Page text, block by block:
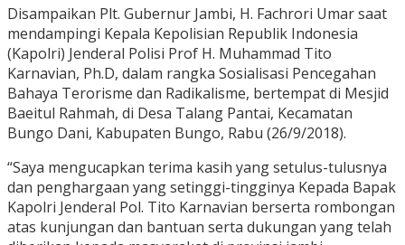
Disampaikan Plt. Gubernur Jambi, H. Fachrori Umar saat
mendampingi Kepala Kepolisian Republik Indonesia
(Kapolri) Jenderal Polisi Prof H. Muhammad Tito
Karnavian, Ph.D, dalam rangka Sosialisasi Pencegahan
Bahaya Terorisme dan Radikalisme, bertempat di Mesjid
Baeitul Rahmah, di Desa Talang Pantai, Kecamatan
Bungo Dani, Kabupaten Bungo, Rabu (26/9/2018).
“Saya mengucapkan terima kasih yang setulus-tulusnya
dan penghargaan yang setinggi-tingginya Kepada Bapak
Kapolri Jenderal Pol. Tito Karnavian berserta rombongan
atas kunjungan dan bantuan serta dukungan yang telah